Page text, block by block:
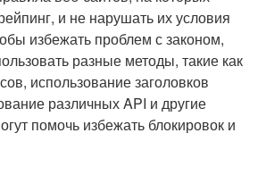
и не нарушать их условия
избежать проблем с законом,
разные методы, такие как
использование заголовков
различных API и другие
помочь избежать блокировок и